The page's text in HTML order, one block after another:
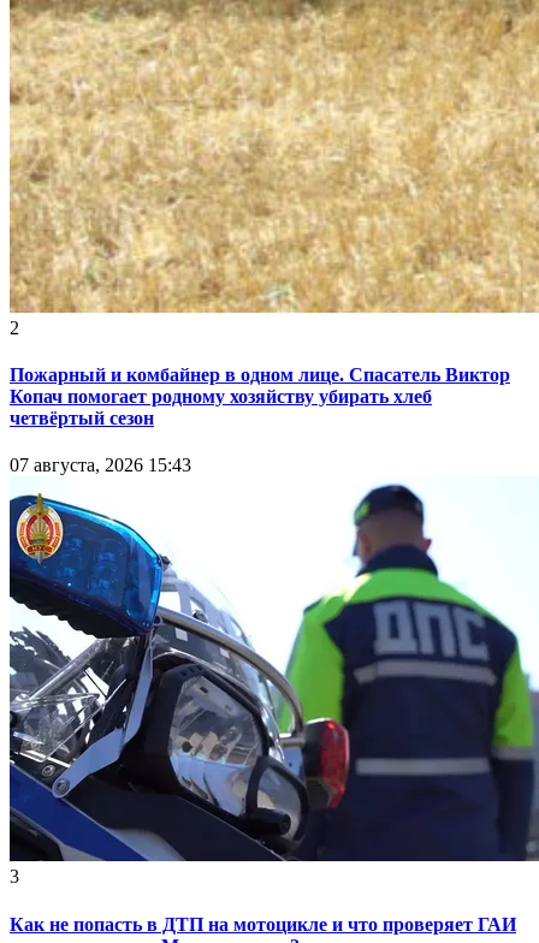
2
Пожарный и комбайнер в одном лице. Спасатель Виктор
Копач помогает родному хозяйству убирать хлеб
четвёртый сезон
07 августа, 2026 15:43
3
Как не попасть в ДТП на мотоцикле и что проверяет ГАИ